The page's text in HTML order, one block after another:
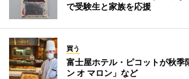
で受験生と家族を応援
買う
富士屋ホテル・ピコットが秋
ン オ マロン」など